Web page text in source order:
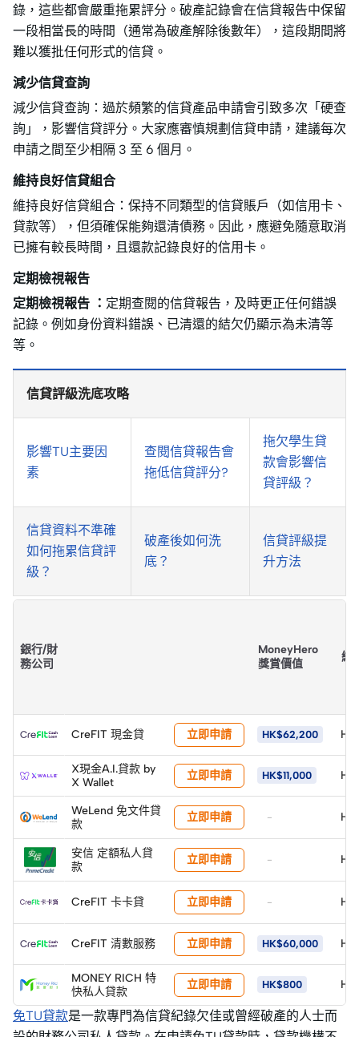
錄，這些都會嚴重拖累評分。破產記錄會在信貸報告中保留
一段相當長的時間（通常為破產解除後數年），這段期間將
難以獲批任何形式的信貸。
減少信貸查詢
減少信貸查詢：過於頻繁的信貸產品申請會引致多次「硬查
詢」，影響信貸評分。大家應審慎規劃信貸申請，建議每次
申請之間至少相隔 3 至 6 個月。
維持良好信貸組合
維持良好信貸組合：保持不同類型的信貸賬戶（如信用卡、
貸款等），但須確保能夠還清債務。因此，應避免隨意取消
已擁有較長時間，且還款記錄良好的信用卡。
定期檢視報告
定期檢視報告 ： 定期查閱的信貸報告，及時更正任何錯誤
記錄。例如身份資料錯誤、已清還的結欠仍顯示為未清等
等。
信貸評級洗底攻略
影響TU主要因
素
查閱信貸報告會
拖低信貸評分?
拖欠學生貸
款會影響信
貸評級？
信貸資料不準確
如何拖累信貸評
級？
破產後如何洗
底？
信貸評級提
升方法
銀行/財
務公司
MoneyHero
獎賞價值
總
CreFIT 現金貸 立即申請 HK$62,200
X現金A.I.貸款 by
X Wallet
立即申請 HK$11,000
WeLend 免文件貸
款
立即申請 -
安信 定額私人貸
款
立即申請 -
CreFIT 卡卡貸 立即申請 -
CreFIT 清數服務 立即申請 HK$60,000
MONEY RICH 特
快私人貸款
立即申請 HK$800
免TU貸款是一款專門為信貸紀錄欠佳或曾經破產的人士而